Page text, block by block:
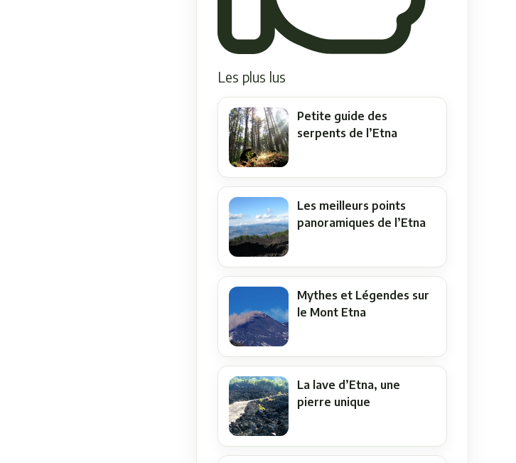
Les plus lus
Petite guide des
serpents de l’Etna
Les meilleurs points
panoramiques de l’Etna
Mythes et Légendes sur
le Mont Etna
La lave d’Etna, une
pierre unique